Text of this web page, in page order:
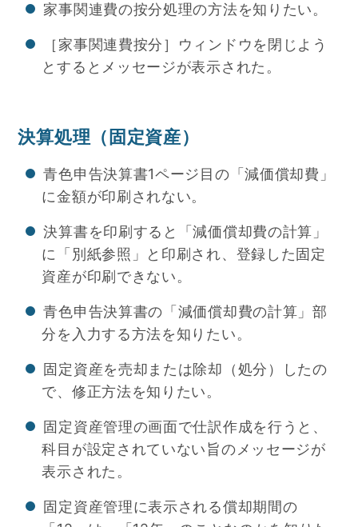
家事関連費の按分処理の方法を知りたい。
［家事関連費按分］ウィンドウを閉じよう
とするとメッセージが表示された。
決算処理（固定資産）
青色申告決算書1ページ目の「減価償却費」
に金額が印刷されない。
決算書を印刷すると「減価償却費の計算」
に「別紙参照」と印刷され、登録した固定
資産が印刷できない。
青色申告決算書の「減価償却費の計算」部
分を入力する方法を知りたい。
固定資産を売却または除却（処分）したの
で、修正方法を知りたい。
固定資産管理の画面で仕訳作成を行うと、
科目が設定されていない旨のメッセージが
表示された。
固定資産管理に表示される償却期間の